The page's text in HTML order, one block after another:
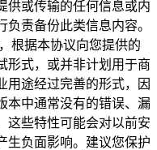
供或传输的任何信息或内
责备份此类信息内容。
根据本协议向您提供的
形式，或并非计划用于商
用途经过完善的形式，因
本中通常没有的错误、漏
这些特性可能会对以前安
生负面影响。建议您保护